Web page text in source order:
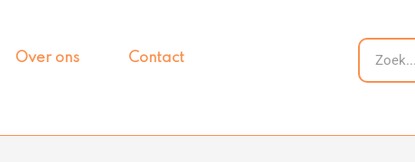
Over ons Contact
Zoeken